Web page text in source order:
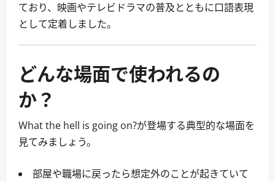
ており、映画やテレビドラマの普及とともに口語表現
として定着しました。
どんな場面で使われるの
か？
What the hell is going on?が登場する典型的な場面を
見てみましょう。
部屋や職場に戻ったら想定外のことが起きていて